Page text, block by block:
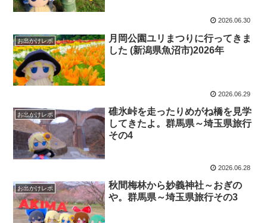
2026.06.30
お出かけレポ
月岡公園ユリまつりに行ってきま
した (新潟県魚沼市)2026年
2026.06.29
お出かけレポ
碓氷峠を走ったりめがね橋を見学
してきたよ。群馬県～埼玉県旅行
その4
2026.06.28
お出かけレポ
秋間梅林から妙義神社～おぎの
や。群馬県～埼玉県旅行その3